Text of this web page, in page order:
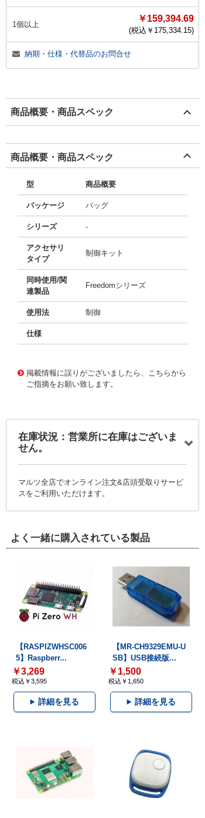
1個以上
￥159,394.69
(税込￥ 175,334.15)
納期・仕様・代替品のお問合せ
商品概要・商品スペック
商品概要・商品スペック
型 商品概要
パッケージ バッグ
シリーズ -
アクセサリ
タイプ
制御キット
同時使用/関
連製品
Freedomシリーズ
使用法 制御
仕様
掲載情報に誤りがございましたら、こちらから
ご指摘をお願い致します。
在庫状況：営業所に在庫はございま
せん。
マルツ全店でオンライン注文&店頭受取りサービ
スをご利用いただけます。
よく一緒に購入されている製品
【RASPIZWHSC006
5】Raspberr...
￥3,269
税込￥3,595
詳細を見る
【MR-CH9329EMU-U
SB】USB接続版...
￥1,500
税込￥1,650
詳細を見る